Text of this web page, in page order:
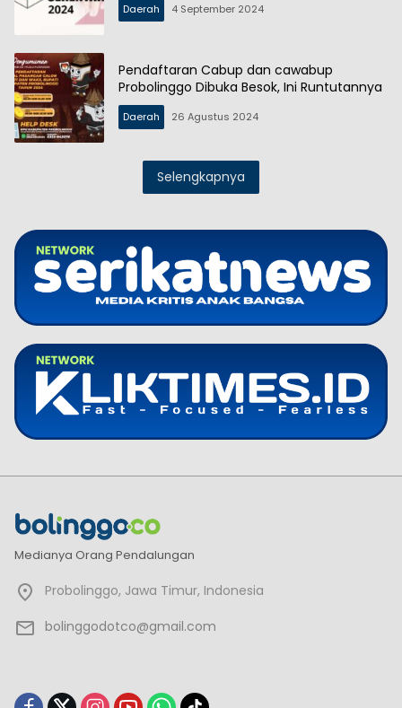
Daerah 4 September 2024
Pendaftaran Cabup dan cawabup
Probolinggo Dibuka Besok, Ini Runtutannya
Daerah 26 Agustus 2024
Selengkapnya
Medianya Orang Pendalungan
Probolinggo, Jawa Timur, Indonesia
bolinggodotco@gmail.com